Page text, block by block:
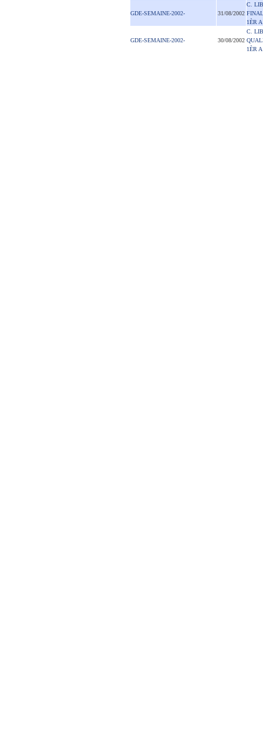
GDE-SEMAINE-2002- 31/08/2002
C.
1ÈR A
GDE-SEMAINE-2002- 30/08/2002
C.
1ÈR A